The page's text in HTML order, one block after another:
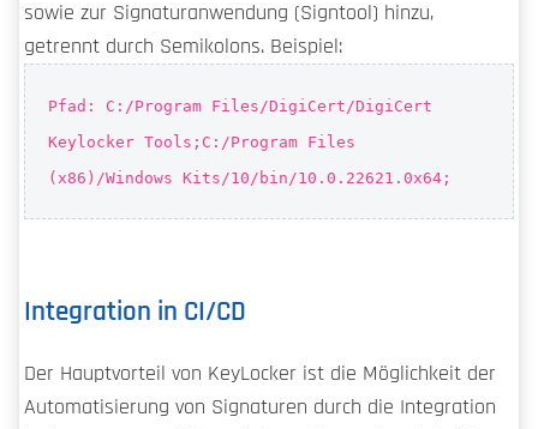
sowie zur Signaturanwendung (Signtool) hinzu,
getrennt durch Semikolons. Beispiel:
Pfad: C:/Program Files/DigiCert/DigiCert
Keylocker Tools;C:/Program Files
(x86)/Windows Kits/10/bin/10.0.22621.0x64;
Integration in CI/CD
Der Hauptvorteil von KeyLocker ist die Möglichkeit der
Automatisierung von Signaturen durch die Integration